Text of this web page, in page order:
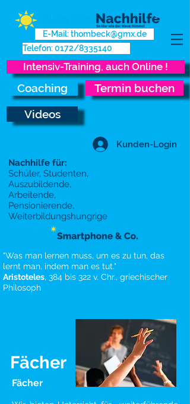
E-Mail: thombeck@gmx.de
Telefon: 0172/8335140
Intensiv-Training, auch Online !
Coaching
Termin buchen
Videos
Kunden-Login
Nachhilfe für:
Schüler, Studenten,
Auszubildende,
Arbeitende,
Pensionierende,
Weiterbildungshungrige
"Was man lernen muss, um es zu tun, das
lernt man, indem man es tut."
Aristoteles, 384 bis 322 v. Chr., griechischer
Philosoph
Fächer
Fächer